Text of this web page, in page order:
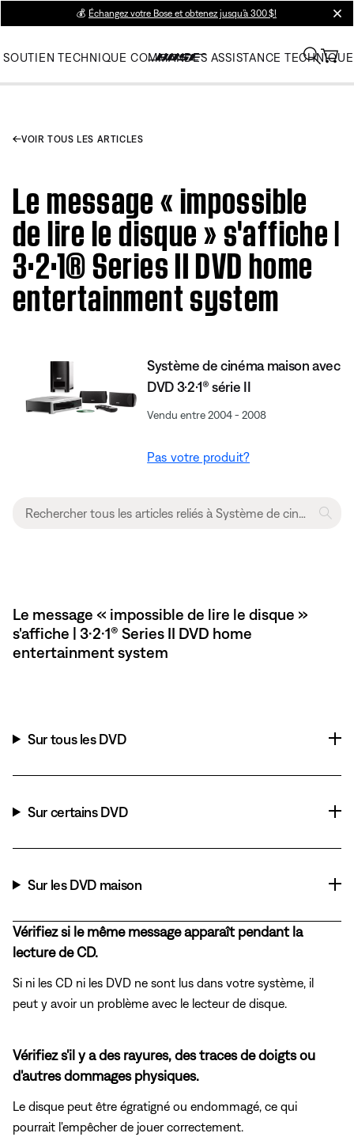
💰 Échangez votre Bose et obtenez jusqu’à 300 $!
SOUTIEN TECHNIQUE COMMANDES ASSISTANCE TECHNIQUE
VOIR TOUS LES ARTICLES
Le message « impossible
de lire le disque » s'affiche |
3·2·1® Series II DVD home
entertainment system
Système de cinéma maison avec
DVD 3·2·1® série II
Vendu entre 2004 - 2008
Pas votre produit?
Le message « impossible de lire le disque »
s'affiche | 3·2·1® Series II DVD home
entertainment system
Sur tous les DVD
Sur certains DVD
Sur les DVD maison
Vérifiez si le même message apparaît pendant la
lecture de CD.
Si ni les CD ni les DVD ne sont lus dans votre système, il
peut y avoir un problème avec le lecteur de disque.
Vérifiez s'il y a des rayures, des traces de doigts ou
d'autres dommages physiques.
Le disque peut être égratigné ou endommagé, ce qui
pourrait l'empêcher de jouer correctement.